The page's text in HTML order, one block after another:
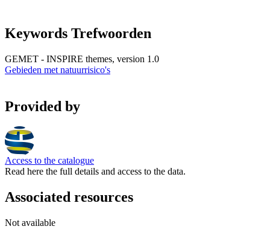
Keywords Trefwoorden
GEMET - INSPIRE themes, version 1.0
Gebieden met natuurrisico's
Provided by
Access to the catalogue
Read here the full details and access to the data.
Associated resources
Not available